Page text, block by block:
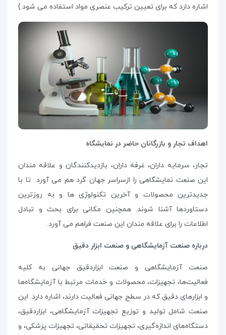
اشاره دارد که برای تعیین ترکیب عنصری مواد استفاده می شود.)
اهداف تجار و بازرگانان حاضر در نمایشگاه
تجار، سرمایه داران، غرفه داران، بازدیدکنندگان و علاقه مندان
این صنعت نمایشگاهی را ازسراسر جهان گرد هم می آورد تا با
جدیدترین محصولات و آخرین تکنولوژی ها و به روزترین
دستاوردها آشنا شوند. همچنین مکانی برای بحث و تبادل
اطلاعات را برای علاقه مندان این صنعت فراهم می آورد.
درباره صنعت آزمایشگاهی و صنعت ابزار دقیق
صنعت آزمایشگاهی و صنعت ابزاردقیق جهانی به کلیه
فعالیت‌ها، تجهیزات، محصولات و خدمات مرتبط با آزمایشگاه‌ها
و ابزارهای دقیق که در سطح جهانی فعالیت دارند، اشاره دارد. این
صنعت شامل تولید و توزیع تجهیزات آزمایشگاهی، ابزاردقیق،
دستگاه‌های اندازه‌گیری، تجهیزات تحقیقاتی، تجهیزات پزشکی، و